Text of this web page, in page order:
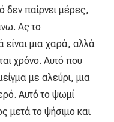
δεν παίρνει μέρες,
Ας το
μια χαρά, αλλά
χρόνο. Αυτό που
με αλεύρι, μια
Αυτό το ψωμί
μετά το ψήσιμο και